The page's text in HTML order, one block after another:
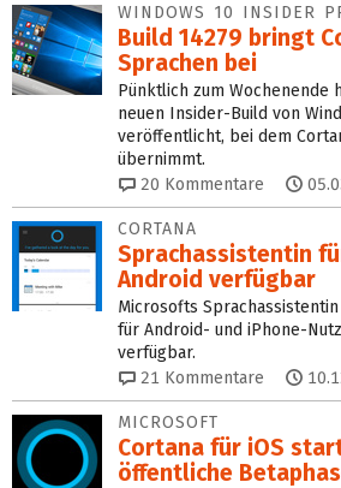
WINDOWS 10 INSIDER
Build 14279 bringt
Sprachen bei
Pünktlich zum Wochenende
neuen Insider-Build von
veröffentlicht, bei dem
übernimmt.
20 Kommentare
CORTANA
Sprachassistentin
Android verfügbar
Microsofts
für Android- und iPhone-
verfügbar.
21 Kommentare
MICROSOFT
Cortana für iOS
öffentliche